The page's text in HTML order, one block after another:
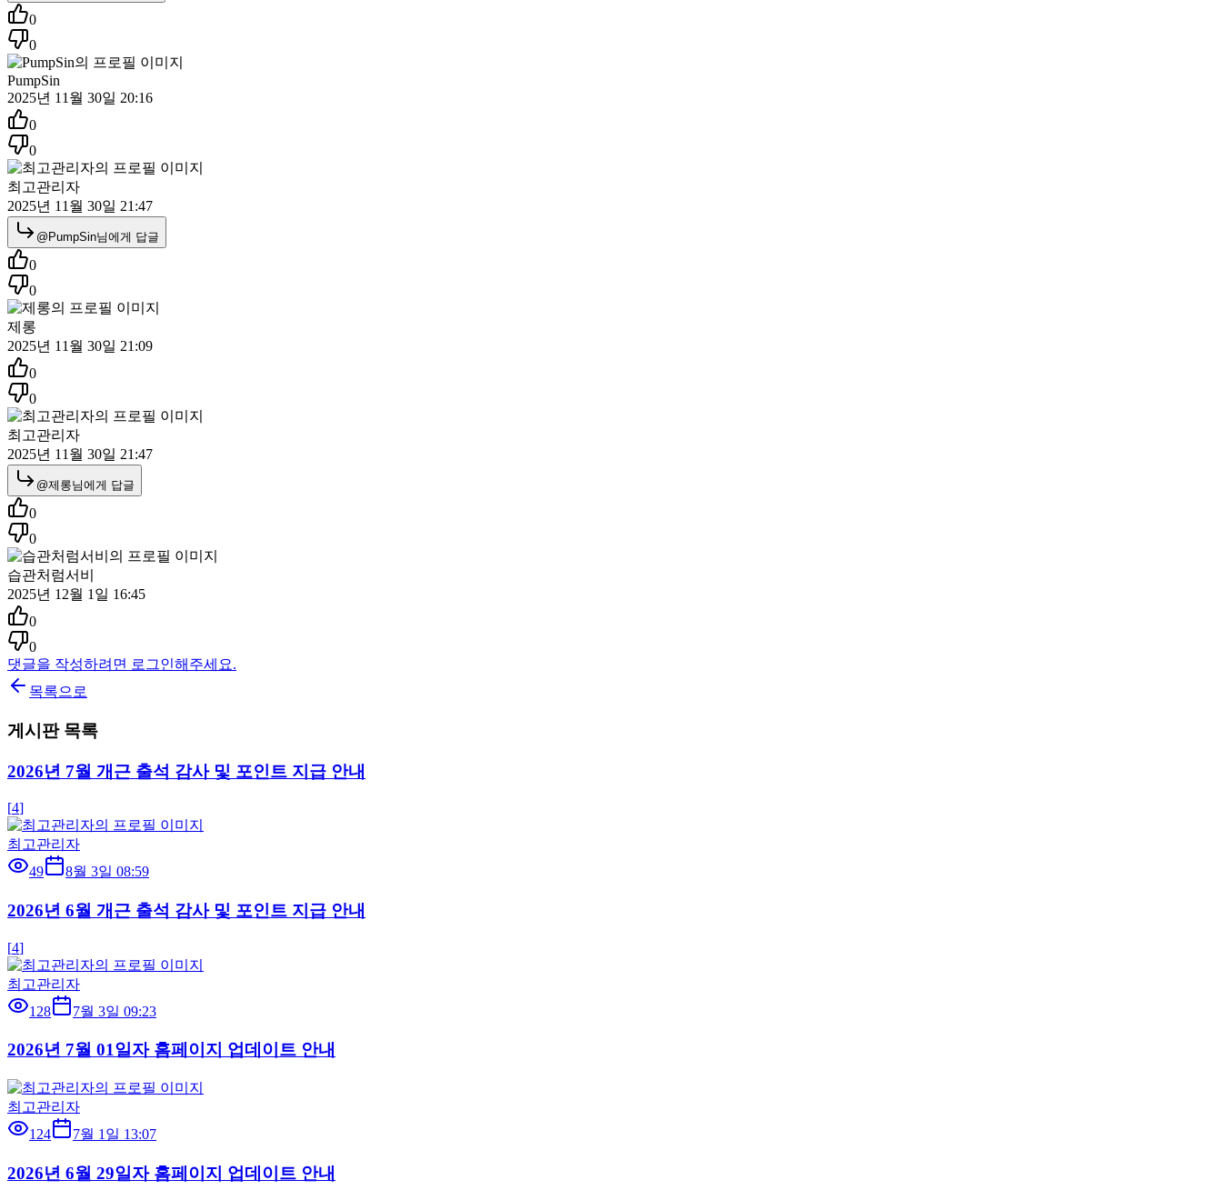
0
0
PumpSin
2025년 11월 30일 20:16
0
0
최고관리자
2025년 11월 30일 21:47
@ PumpSin님에게 답글
0
0
제롱
2025년 11월 30일 21:09
0
0
최고관리자
2025년 11월 30일 21:47
@제롱님에게 답글
0
0
습관처럼서비
2025년 12월 1일 16:45
0
0
댓글을 작성하려면 로그인해주세요.
목록으로
게시판 목록
2026년 7월 개근 출석 감사 및 포인트 지급 안내
[4]
최고관리자
49
8월 3일 08:59
2026년 6월 개근 출석 감사 및 포인트 지급 안내
[4]
최고관리자
128
7월 3일 09:23
2026년 7월 01일자 홈페이지 업데이트 안내
최고관리자
124
7월 1일 13:07
2026년 6월 29일자 홈페이지 업데이트 안내